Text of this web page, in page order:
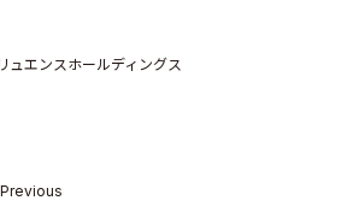
ュエンスホールディングス
Previous